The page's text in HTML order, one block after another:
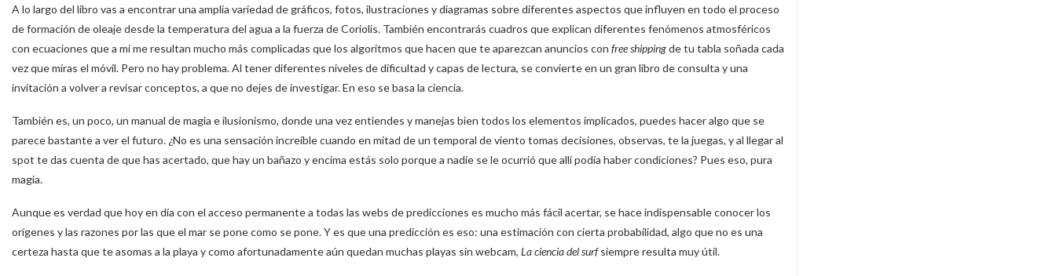
A lo largo del libro vas a encontrar una amplia variedad de gráficos, fotos, ilustraciones y diagramas sobre diferentes aspectos que influyen en todo el proceso
de formación de oleaje desde la temperatura del agua a la fuerza de Coriolis. También encontrarás cuadros que explican diferentes fenómenos atmosféricos
con ecuaciones que a mí me resultan mucho más complicadas que los algoritmos que hacen que te aparezcan anuncios con free shippingde tu tabla soñada cada
vez que miras el móvil. Pero no hay problema. Al tener diferentes niveles de dificultad y capas de lectura, se convierte en un gran libro de consulta y una
invitación a volver a revisar conceptos, a que no dejes de investigar. En eso se basa la ciencia.
También es, un poco, un manual de magia e ilusionismo, donde una vez entiendes y manejas bien todos los elementos implicados, puedes hacer algo que se
parece bastante a ver el futuro. ¿No es una sensación increíble cuando en mitad de un temporal de viento tomas decisiones, observas, te la juegas, y al llegar al
spot te das cuenta de que has acertado, que hay un bañazo y encima estás solo porque a nadie se le ocurrió que allí podía haber condiciones? Pues eso, pura
magia.
Aunque es verdad que hoy en día con el acceso permanente a todas las webs de predicciones es mucho más fácil acertar, se hace indispensable conocer los
orígenes y las razones por las que el mar se pone como se pone. Y es que una predicción es eso: una estimación con cierta probabilidad, algo que no es una
certeza hasta que te asomas a la playa y como afortunadamente aún quedan muchas playas sin webcam, La ciencia del surfsiempre resulta muy útil.